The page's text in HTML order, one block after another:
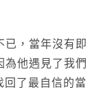
已，當年沒有即
為他遇見了我們
了最自信的當